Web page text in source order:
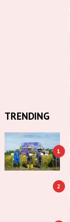
TRENDING
1
2